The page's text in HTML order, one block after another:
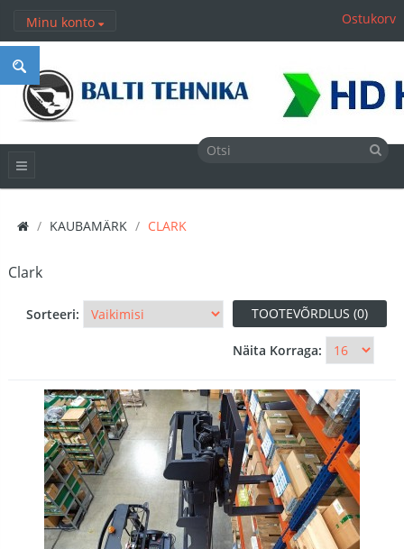
Minu konto Ostukorv
KAUBAMÄRK CLARK
Clark
TOOTEVÕRDLUS (0)
Sorteeri:
Näita Korraga: